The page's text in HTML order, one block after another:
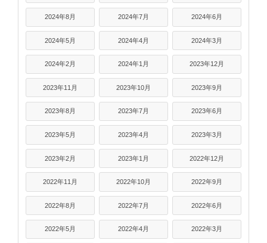
2024年8月 2024年7月 2024年6月
2024年5月 2024年4月 2024年3月
2024年2月 2024年1月 2023年12月
2023年11月 2023年10月 2023年9月
2023年8月 2023年7月 2023年6月
2023年5月 2023年4月 2023年3月
2023年2月 2023年1月 2022年12月
2022年11月 2022年10月 2022年9月
2022年8月 2022年7月 2022年6月
2022年5月 2022年4月 2022年3月